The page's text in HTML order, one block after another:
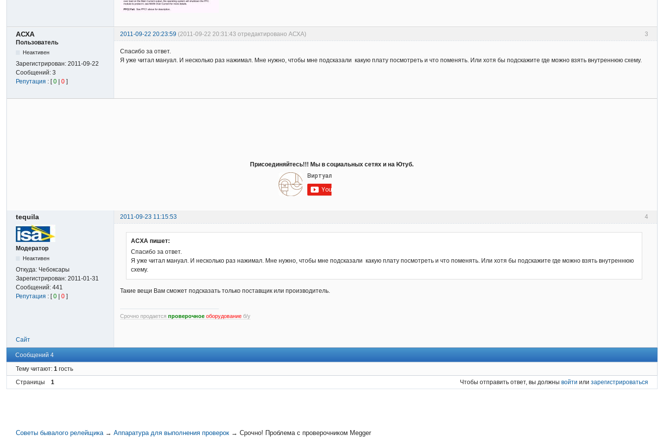
3
АСХА 2011-09-22 20:23:59 (2011-09-22 20:31:43 отредактировано АСХА)
Пользователь
Неактивен
Зарегистрирован:2011-09-22
Сообщений:3
Репутация : [0 |0 ]
Спасибо за ответ.
Я уже читал мануал. И несколько раз нажимал. Мне нужно, чтобы мне подсказали какую плату посмотреть и что поменять. Или хотя бы подскажите где можно взять внутреннюю схему.
Присоединяйтесь!!! Мы в социальных сетях и на Ютуб.
4
tequila 2011-09-23 11:15:53
Модератор
Неактивен
Откуда: Чебоксары
Зарегистрирован:2011-01-31
Сообщений:441
Репутация : [0 |0 ]
АСХА пишет:
Спасибо за ответ.
Я уже читал мануал. И несколько раз нажимал. Мне нужно, чтобы мне подсказали какую плату посмотреть и что поменять. Или хотя бы подскажите где можно взять внутреннюю
схему.
Такие вещи Вам сможет подсказать только поставщик или производитель.
Срочно продаетсяпроверочное оборудованиеб/у
Сайт
Сообщений 4
Тему читают:1 гость
Страницы
1 Чтобы отправить ответ, вы должны войти или зарегистрироваться
Советы бывалого релейщика → Аппаратура для выполнения проверок → Срочно! Проблема с проверочником Megger